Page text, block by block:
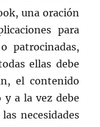
una oración
para
patrocinadas,
ellas debe
el contenido
a la vez debe
necesidades